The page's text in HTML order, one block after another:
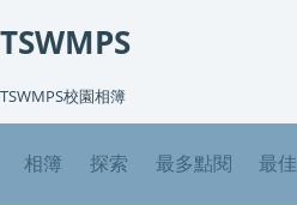
TSWMPS
TSWMPS校園相簿
相簿 探索 最多點閱 最